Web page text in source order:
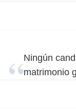
Ningún
matrimonio